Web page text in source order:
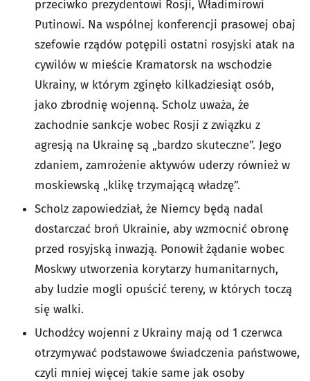
przeciwko prezydentowi Rosji, Władimirowi
Putinowi. Na wspólnej konferencji prasowej obaj
szefowie rządów potępili ostatni rosyjski atak na
cywilów w mieście Kramatorsk na wschodzie
Ukrainy, w którym zginęło kilkadziesiąt osób,
jako zbrodnię wojenną. Scholz uważa, że
zachodnie sankcje wobec Rosji z związku z
agresją na Ukrainę są „bardzo skuteczne”. Jego
zdaniem, zamrożenie aktywów uderzy również w
moskiewską „klikę trzymającą władzę”.
Scholz zapowiedział, że Niemcy będą nadal
dostarczać broń Ukrainie, aby wzmocnić obronę
przed rosyjską inwazją. Ponowił żądanie wobec
Moskwy utworzenia korytarzy humanitarnych,
aby ludzie mogli opuścić tereny, w których toczą
się walki.
Uchodźcy wojenni z Ukrainy mają od 1 czerwca
otrzymywać podstawowe świadczenia państwowe,
czyli mniej więcej takie same jak osoby